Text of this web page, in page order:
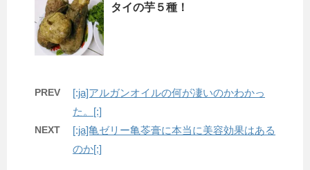
タイの芋５種！
PREV
[:ja]アルガンオイルの何が凄いのかわかっ
た。[:]
NEXT
[:ja]亀ゼリー亀苓膏に本当に美容効果はある
のか[:]